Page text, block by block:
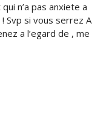
n’a pas anxiete a
Svp si vous serrez A
a l’egard de , me